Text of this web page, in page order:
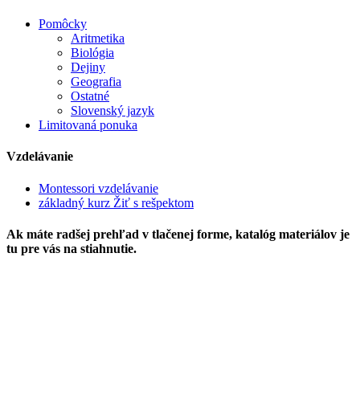
Pomôcky
Aritmetika
Biológia
Dejiny
Geografia
Ostatné
Slovenský jazyk
Limitovaná ponuka
Vzdelávanie
Montessori vzdelávanie
základný kurz Žiť s rešpektom
Ak máte radšej prehľad v tlačenej forme, katalóg materiálov je
tu pre vás na stiahnutie.